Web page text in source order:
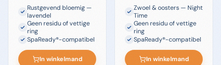
Rustgevend bloemig —
lavendel
Geen residu of vettige
ring
SpaReady®-compatibel
In winkelmand
Zwoel & oosters — Night
Time
Geen residu of vettige
ring
SpaReady®-compatibel
In winkelmand